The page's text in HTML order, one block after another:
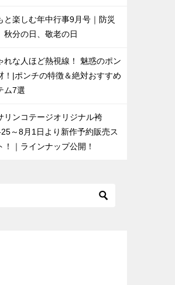
と楽しむ年中行事9月号｜防災
秋分の日、敬老の日
れな人ほど熱視線！ 魅惑のポン
！|ポンチの特徴＆絶対おすすめ
ム7選
リンコテージオリジナル袴
～8月1日より新作予約販売ス
！｜ラインナップ公開！